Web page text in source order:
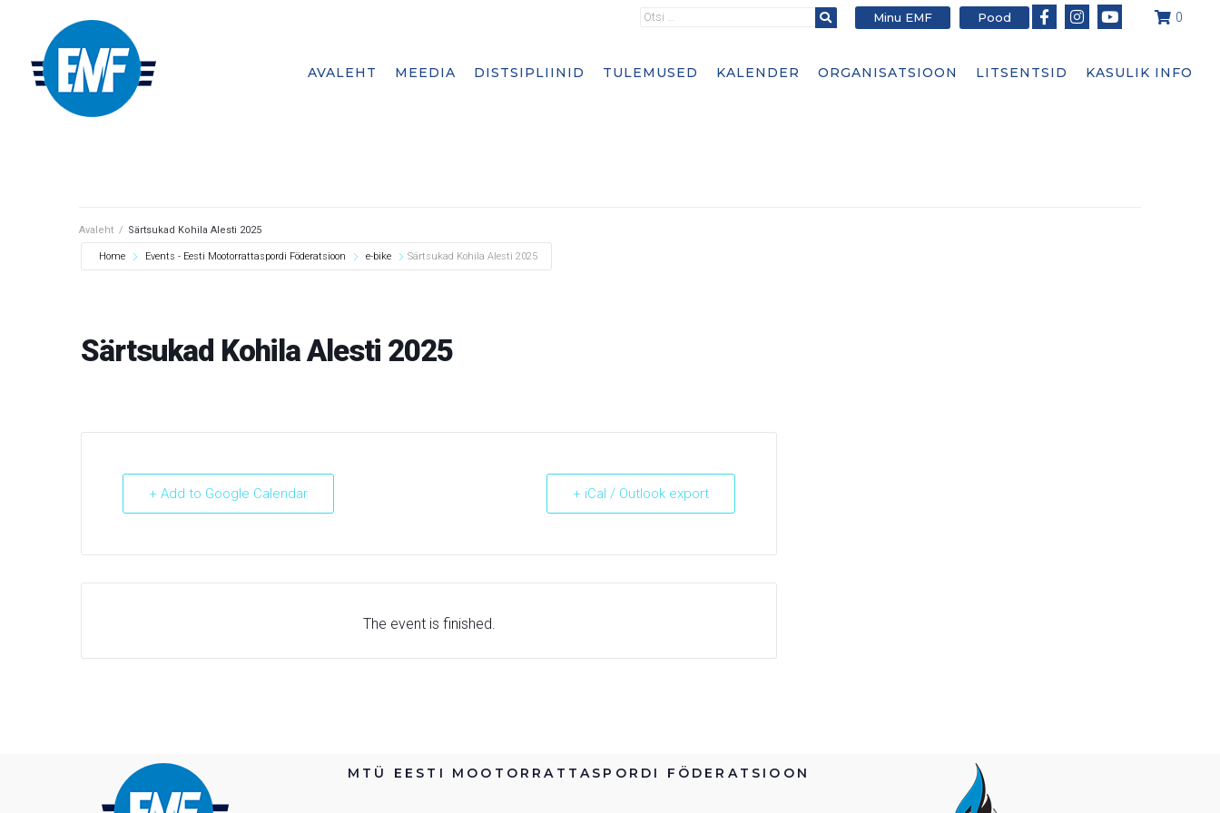
Minu EMF Pood 0
AVALEHT MEEDIA DISTSIPLIINID TULEMUSED KALENDER ORGANISATSIOON LITSENTSID KASULIK INFO
Avaleht / Särtsukad Kohila Alesti 2025
Home Events - Eesti Mootorrattaspordi Föderatsioon e-bike Särtsukad Kohila Alesti 2025
Särtsukad Kohila Alesti 2025
+ Add to Google Calendar + iCal / Outlook export
The event is finished.
MTÜ EESTI MOOTORRATTASPORDI FÖDERATSIOON